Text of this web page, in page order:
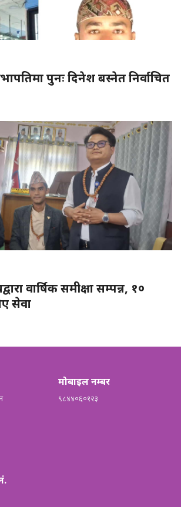
पुनः दिनेश बस्नेत निर्वाचित
वार्षिक समीक्षा सम्पन्न, १०
सेवा
मोबाइल नम्बर
९८४४०६०१२३